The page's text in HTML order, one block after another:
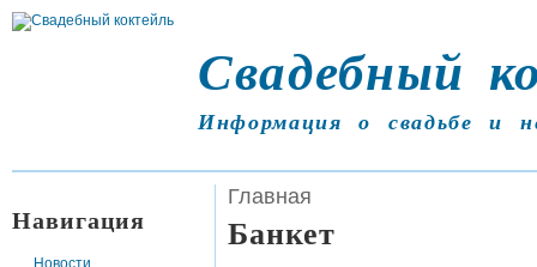
Свадебный
Информация о свадьбе и
Навигация
Новости
Главная
Банкет